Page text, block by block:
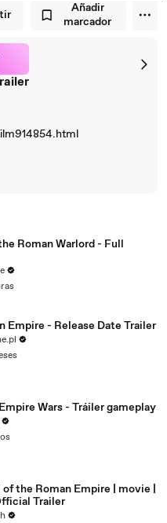
Añadir
marcador
Roman Warlord - Full
Empire - Release Date Trailer
Wars - Tráiler gameplay
the Roman Empire | movie |
Trailer